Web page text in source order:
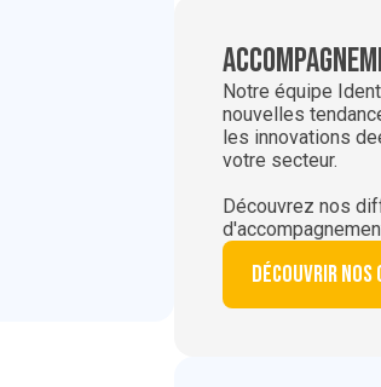
Notre équipe
nouvelles
les innovations
votre secteur.
Découvrez nos
Découvrir